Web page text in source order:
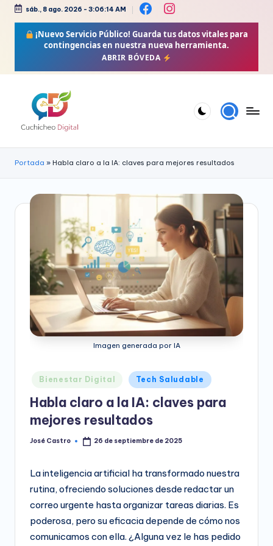
sáb., 8 ago. 2026 - 3:06:14 AM
¡Nuevo Servicio Público! Guarda tus datos vitales para
contingencias en nuestra nueva herramienta.
ABRIR BÓVEDA
u
h
D
Moda,
Zen
Portada » Habla claro a la IA: claves para mejores resultados
Imagen generada por IA
Publicado
Bienestar Digital Tech Saludable
Habla claro a la IA: claves para
mejores resultados
Publicado
José Castro 26 de septiembre de 2025
La inteligencia artificial ha transformado nuestra
rutina, ofreciendo soluciones desde redactar un
correo urgente hasta organizar tareas diarias. Es
poderosa, pero su eficacia depende de cómo nos
comunicamos con ella. ¿Alguna vez le has pedido